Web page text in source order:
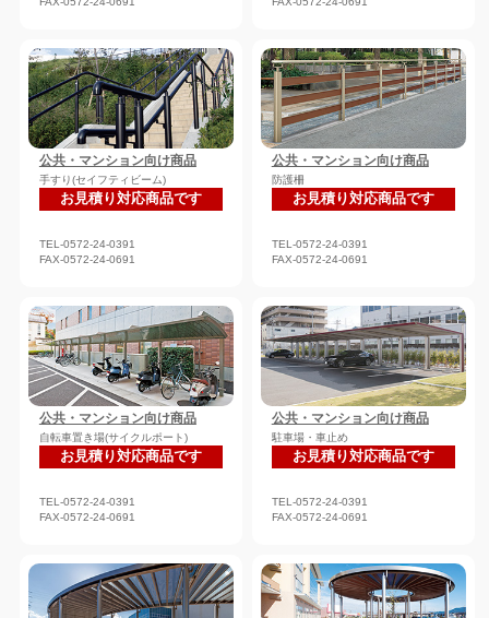
公共・マンション向け商品
手すり(セイフティビーム)
お見積り対応商品です
TEL-0572-24-0391
FAX-0572-24-0691
公共・マンション向け商品
防護柵
お見積り対応商品です
TEL-0572-24-0391
FAX-0572-24-0691
公共・マンション向け商品
自転車置き場(サイクルポート)
お見積り対応商品です
TEL-0572-24-0391
FAX-0572-24-0691
公共・マンション向け商品
駐車場・車止め
お見積り対応商品です
TEL-0572-24-0391
FAX-0572-24-0691